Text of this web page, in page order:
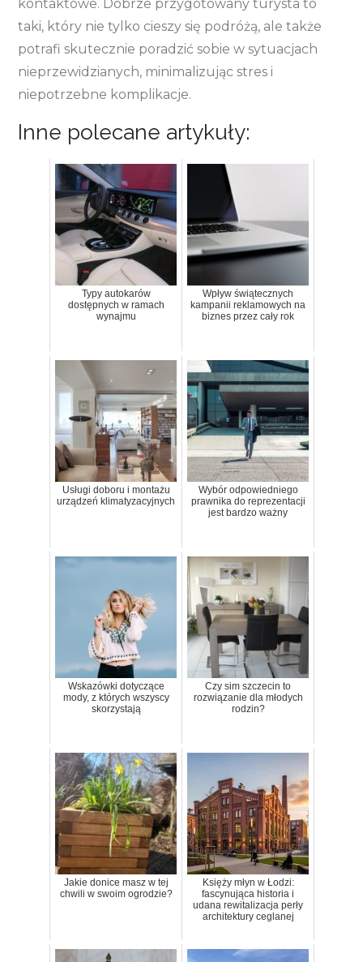
kontaktowe. Dobrze przygotowany turysta to
taki, który nie tylko cieszy się podróżą, ale także
potrafi skutecznie poradzić sobie w sytuacjach
nieprzewidzianych, minimalizując stres i
niepotrzebne komplikacje.
Inne polecane artykuły:
Typy autokarów
dostępnych w ramach
wynajmu
Wpływ świątecznych
kampanii reklamowych na
biznes przez cały rok
Usługi doboru i montażu
urządzeń klimatyzacyjnych
Wybór odpowiedniego
prawnika do reprezentacji
jest bardzo ważny
Wskazówki dotyczące
mody, z których wszyscy
skorzystają
Czy sim szczecin to
rozwiązanie dla młodych
rodzin?
Jakie donice masz w tej
chwili w swoim ogrodzie?
Księży młyn w Łodzi:
fascynująca historia i
udana rewitalizacja perły
architektury ceglanej